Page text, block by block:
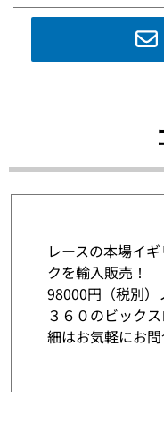
レースの本場イ
クを輸入販売！
98000円（税別）
３６０のビック
細はお気軽にお